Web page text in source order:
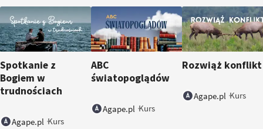
Spotkanie z
Bogiem w
trudnościach
Agape.pl Kurs
ABC
światopoglądów
Agape.pl Kurs
Rozwiąż konflikt
Agape.pl Kurs